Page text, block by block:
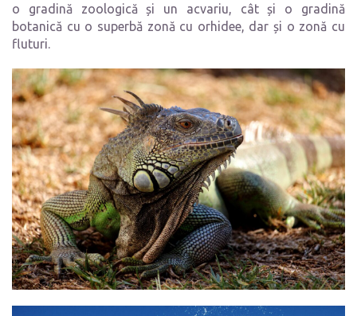
o gradină zoologică și un acvariu, cât și o gradină
botanică cu o superbă zonă cu orhidee, dar și o zonă cu
fluturi.